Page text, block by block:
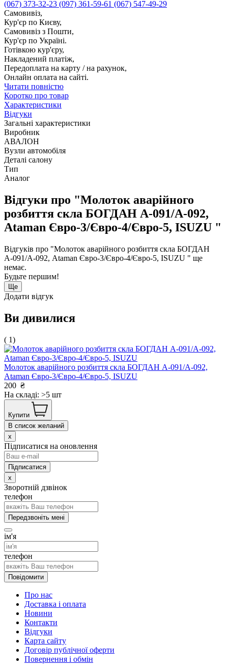
(067) 373-32-23 (097) 361-59-61 (067) 547-49-29
Самовивіз,
Кур'єр по Києву,
Самовивіз з Пошти,
Кур'єр по Україні.
Готівкою кур'єру,
Накладений платіж,
Передоплата на карту / на рахунок,
Онлайн оплата на сайті.
Читати повністю
Коротко про товар
Характеристики
Відгуки
Загальні характеристики
Виробник
АВАЛОН
Вузли автомобіля
Деталі салону
Тип
Аналог
Відгуки про "Молоток аварійного
розбиття скла БОГДАН А-091/А-092,
Ataman Євро-3/Євро-4/Євро-5, ISUZU "
Відгуків про "Молоток аварійного розбиття скла БОГДАН
А-091/А-092, Ataman Євро-3/Євро-4/Євро-5, ISUZU " ще
немає.
Будьте першим!
Ще
Додати відгук
Ви дивилися
( 1)
Молоток аварійного розбиття скла БОГДАН А-091/А-092,
Ataman Євро-3/Євро-4/Євро-5, ISUZU
200 ₴
На складі: >5 шт
Купити
В список желаний
x
Підписатися на оновлення
x
Зворотній дзвінок
телефон
Передзвоніть мені
ім'я
телефон
Повідомити
Про нас
Доставка і оплата
Новини
Контакти
Відгуки
Карта сайту
Договір публічної оферти
Повернення і обмін